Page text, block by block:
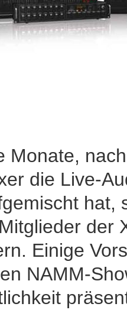
Monate,
die Live-
hat,
der
Einige
NAMM-